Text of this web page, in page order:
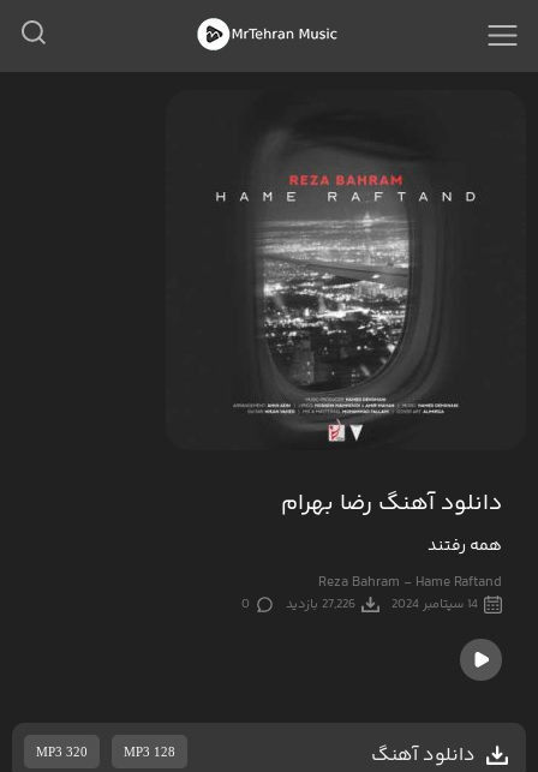
دانلود آهنگ رضا بهرام
همه رفتند
Reza Bahram - Hame Raftand
14 سپتامبر 2024 27,226 بازدید 0
دانلود آهنگ MP3 320 MP3 128